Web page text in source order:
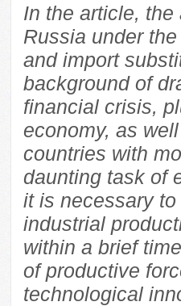
In the article,
Russia under
and import
background of
financial crisis,
economy, as
countries with
daunting task of
it is necessary
industrial
within a brief
of productive
technological